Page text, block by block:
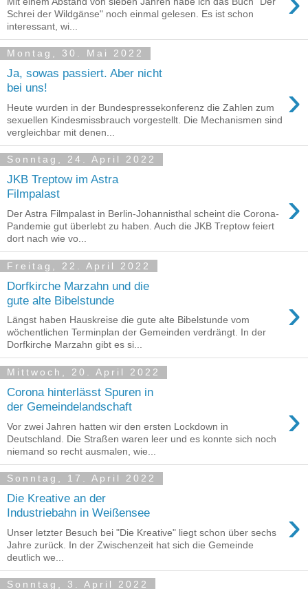
Schrei der Wildgänse" noch einmal gelesen. Es ist schon
interessant, wi...
Montag, 30. Mai 2022
Ja, sowas passiert. Aber nicht
bei uns!
›
Heute wurden in der Bundespressekonferenz die Zahlen zum
sexuellen Kindesmissbrauch vorgestellt. Die Mechanismen sind
vergleichbar mit denen...
Sonntag, 24. April 2022
JKB Treptow im Astra
Filmpalast
›
Der Astra Filmpalast in Berlin-Johannisthal scheint die Corona-
Pandemie gut überlebt zu haben. Auch die JKB Treptow feiert
dort nach wie vo...
Freitag, 22. April 2022
Dorfkirche Marzahn und die
gute alte Bibelstunde
›
Längst haben Hauskreise die gute alte Bibelstunde vom
wöchentlichen Terminplan der Gemeinden verdrängt. In der
Dorfkirche Marzahn gibt es si...
Mittwoch, 20. April 2022
Corona hinterlässt Spuren in
der Gemeindelandschaft
›
Vor zwei Jahren hatten wir den ersten Lockdown in
Deutschland. Die Straßen waren leer und es konnte sich noch
niemand so recht ausmalen, wie...
Sonntag, 17. April 2022
Die Kreative an der
Industriebahn in Weißensee
›
Unser letzter Besuch bei "Die Kreative" liegt schon über sechs
Jahre zurück. In der Zwischenzeit hat sich die Gemeinde
deutlich we...
Sonntag, 3. April 2022